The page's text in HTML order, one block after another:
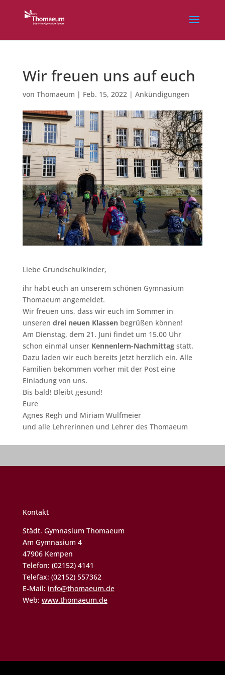
Wir freuen uns auf euch
von Thomaeum | Feb. 15, 2022| Ankündigungen
Liebe Grundschulkinder,
ihr habt euch an unserem schönen Gymnasium
Thomaeum angemeldet.
Wir freuen uns, dass wir euch im Sommer in
unseren drei neuen Klassenbegrüßen können!
Am Dienstag, dem 21. Juni findet um 15.00 Uhr
schon einmal unser Kennenlern-Nachmittagstatt.
Dazu laden wir euch bereits jetzt herzlich ein. Alle
Familien bekommen vorher mit der Post eine
Einladung von uns.
Bis bald! Bleibt gesund!
Eure
Agnes Regh und Miriam Wulfmeier
und alle Lehrerinnen und Lehrer des Thomaeum
Kontakt
Städt. Gymnasium Thomaeum
Am Gymnasium 4
47906 Kempen
Telefon: (02152) 4141
Telefax: (02152) 557362
E-Mail: info@thomaeum.de
Web: www.thomaeum.de